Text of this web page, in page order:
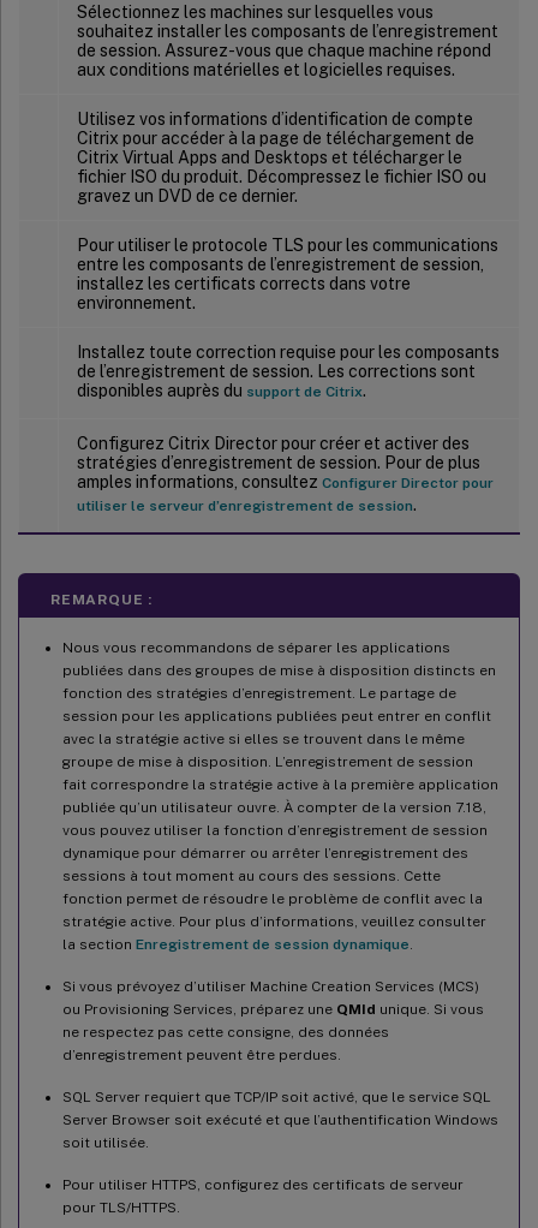
Sélectionnez les machines sur lesquelles vous
souhaitez installer les composants de l’enregistrement
de session. Assurez-vous que chaque machine répond
aux conditions matérielles et logicielles requises.
Utilisez vos informations d’identification de compte
Citrix pour accéder à la page de téléchargement de
Citrix Virtual Apps and Desktops et télécharger le
fichier ISO du produit. Décompressez le fichier ISO ou
gravez un DVD de ce dernier.
Pour utiliser le protocole TLS pour les communications
entre les composants de l’enregistrement de session,
installez les certificats corrects dans votre
environnement.
Installez toute correction requise pour les composants
de l’enregistrement de session. Les corrections sont
disponibles auprès du support de Citrix.
Configurez Citrix Director pour créer et activer des
stratégies d’enregistrement de session. Pour de plus
amples informations, consultez Configurer Director pour
utiliser le serveur d’enregistrement de session.
REMARQUE :
Nous vous recommandons de séparer les applications
publiées dans des groupes de mise à disposition distincts en
fonction des stratégies d’enregistrement. Le partage de
session pour les applications publiées peut entrer en conflit
avec la stratégie active si elles se trouvent dans le même
groupe de mise à disposition. L’enregistrement de session
fait correspondre la stratégie active à la première application
publiée qu’un utilisateur ouvre. À compter de la version 7.18,
vous pouvez utiliser la fonction d’enregistrement de session
dynamique pour démarrer ou arrêter l’enregistrement des
sessions à tout moment au cours des sessions. Cette
fonction permet de résoudre le problème de conflit avec la
stratégie active. Pour plus d’informations, veuillez consulter
la section Enregistrement de session dynamique
Si vous prévoyez d’utiliser Machine Creation Services (MCS)
ou Provisioning Services, préparez une QMId unique. Si vous
ne respectez pas cette consigne, des données
d’enregistrement peuvent être perdues.
SQL Server requiert que TCP/IP soit activé, que le service SQL
Server Browser soit exécuté et que l’authentification Windows
soit utilisée.
Pour utiliser HTTPS, configurez des certificats de serveur
pour TLS/HTTPS.